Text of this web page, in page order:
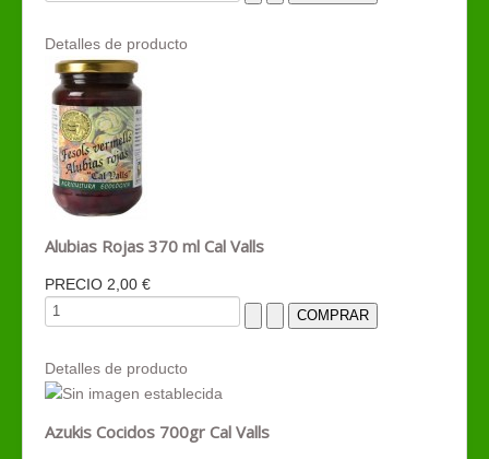
Detalles de producto
Alubias Rojas 370 ml Cal Valls
PRECIO 2,00 €
Detalles de producto
Azukis Cocidos 700gr Cal Valls